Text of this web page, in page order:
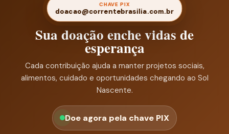
CHAVE PIX
doacao@correntebrasilia.com.br
Sua doação enche vidas de
esperança
Cada contribuição ajuda a manter projetos sociais,
alimentos, cuidado e oportunidades chegando ao Sol
Nascente.
Doe agora pela chave PIX